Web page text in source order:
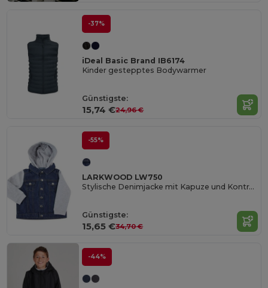
-37%
iDeal Basic Brand IB6174
Kinder gestepptes Bodywarmer
Günstigste:
15,74 €24,96 €
-55%
LARKWOOD LW750
Stylische Denimjacke mit Kapuze und Kontrastärmeln
Günstigste:
15,65 €34,70 €
-44%